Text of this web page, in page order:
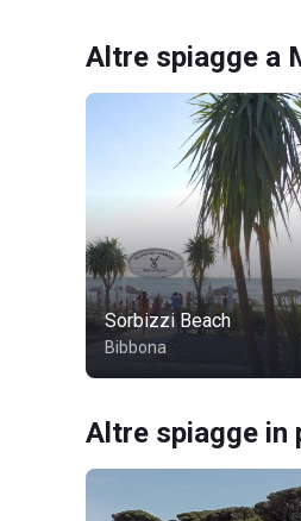
Altre spiagge a
Sorbizzi Beach
Bibbona
Altre spiagge in